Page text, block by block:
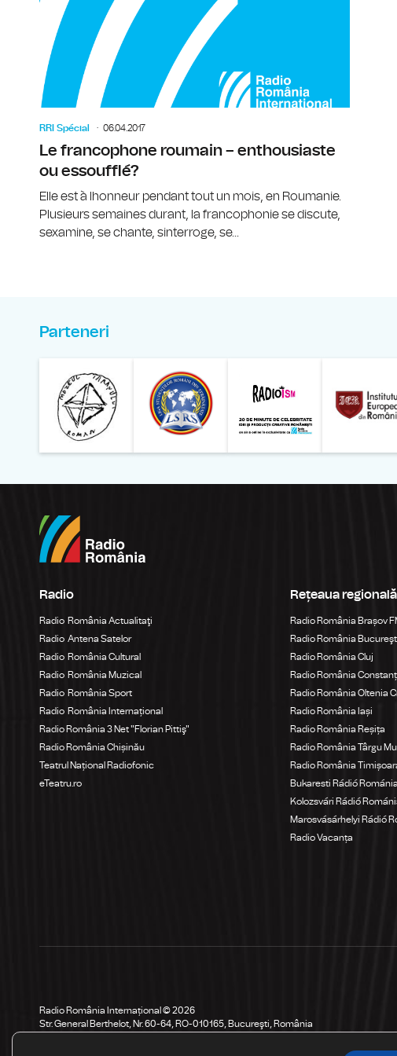
RRI Spécial 06.04.2017
Le francophone roumain – enthousiaste
ou essoufflé?
Elle est à lhonneur pendant tout un mois, en Roumanie.
Plusieurs semaines durant, la francophonie se discute,
sexamine, se chante, sinterroge, se...
Parteneri
Liga
Radio
Radio România Actualitaţi
Radio Antena Satelor
Radio România Cultural
Radio România Muzical
Radio România Sport
Radio România Internațional
Radio România 3 Net "Florian Pittiş"
Radio România Chișinău
Teatrul Național Radiofonic
eTeatru.ro
Rețeaua regională
Radio România Brașov
Radio România
Radio România Cluj
Radio România
Radio România Oltenia
Radio România Iași
Radio România Reșița
Radio România Târgu
Radio România
Bukaresti Rádió Románia
Kolozsvári Rádió
Marosvásárhelyi Rádió
Radio Vacanța
Radio România Internațional © 2026
Str. General Berthelot, Nr. 60-64, RO-010165, Bucureşti, România